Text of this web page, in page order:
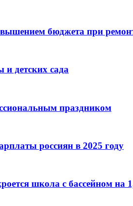
бюджета при
детских сада
праздником
россиян в 2025 году
школа с бассейном на